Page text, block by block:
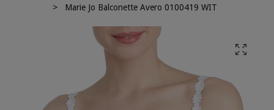
Marie Jo Balconette Avero 0100419 WIT